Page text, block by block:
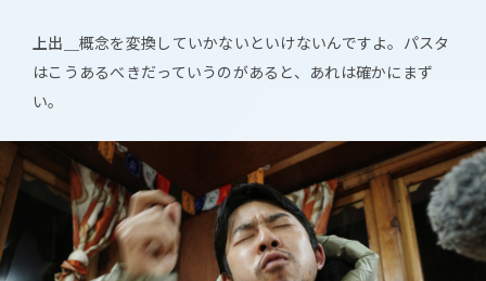
上出＿ 概念を変換していかないといけないんですよ。パスタ
はこうあるべきだっていうのがあると、あれは確かにまず
い。